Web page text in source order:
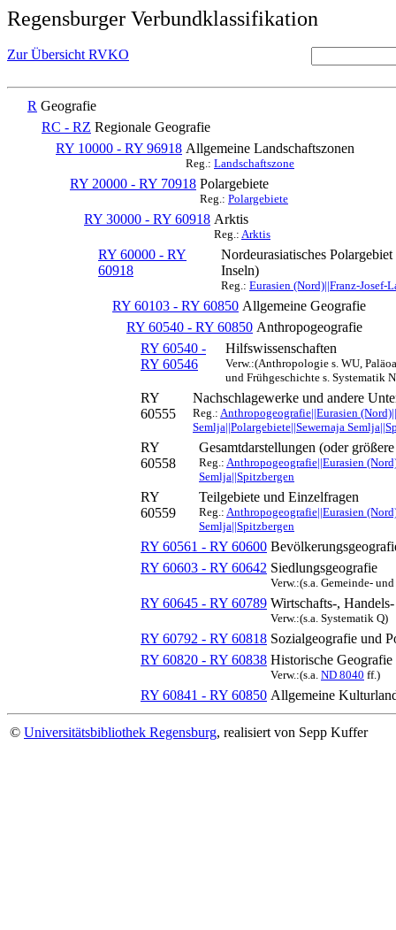
Regensburger Verbundklassifikation
Zur Übersicht RVKO
R Geografie
RC - RZ Regionale Geografie
RY 10000 - RY 96918 Allgemeine Landschaftszonen
Reg.: Landschaftszone
RY 20000 - RY 70918 Polargebiete
Reg.: Polargebiete
RY 30000 - RY 60918 Arktis
Reg.: Arktis
RY 60000 - RY
60918
Nordeurasiatisches
Inseln)
Reg.: Eurasien (Nord)||Franz-Josef-
RY 60103 - RY 60850 Allgemeine Geografie
RY 60540 - RY 60850 Anthropogeografie
RY 60540 -
RY 60546
Hilfswissenschaften
Verw.:(Anthropologie s. WU,
und Frühgeschichte s. Systematik
RY
60555
Nachschlagewerke und andere
Reg.: Anthropogeografie||Eurasien
Semlja||Polargebiete||Sewernaja
RY
60558
Gesamtdarstellungen (oder
Reg.: Anthropogeografie||Eurasien
Semlja||Spitzbergen
RY
60559
Teilgebiete und Einzelfragen
Reg.: Anthropogeografie||Eurasien
Semlja||Spitzbergen
RY 60561 - RY 60600
RY 60603 - RY 60642 Siedlungsgeografie
Verw.:(s.a. Gemeinde-
RY 60645 - RY 60789 Wirtschafts-,
Verw.:(s.a. Systematik Q)
RY 60792 - RY 60818 Sozialgeografie und
RY 60820 - RY 60838 Historische Geografie
Verw.:(s.a. ND 8040 ff.)
RY 60841 - RY 60850 Allgemeine
© Universitätsbibliothek Regensburg, realisiert von Sepp Kuffer